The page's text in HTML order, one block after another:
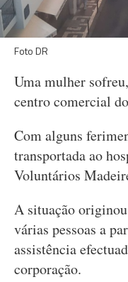
Foto DR
Uma mulher
centro comercial
Com alguns
transportada ao
Voluntários
A situação
várias pessoas a
assistência
corporação.